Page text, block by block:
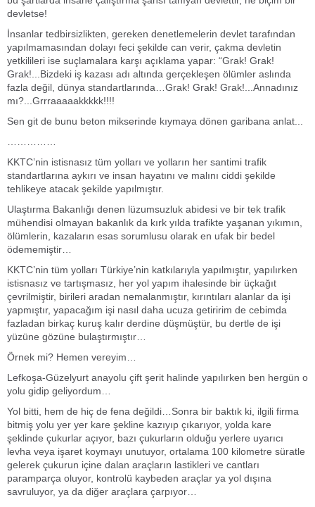
devletse!
İnsanlar tedbirsizlikten, gereken denetlemelerin devlet tarafından
yapılmamasından dolayı feci şekilde can verir, çakma devletin
yetkilileri ise suçlamalara karşı açıklama yapar: “Grak! Grak!
Grak!...Bizdeki iş kazası adı altında gerçekleşen ölümler aslında
fazla değil, dünya standartlarında…Grak! Grak! Grak!...Annadınız
mı?...Grrraaaaakkkkk!!!!
Sen git de bunu beton mikserinde kıymaya dönen garibana anlat...
KKTC’nin istisnasız tüm yolları ve yolların her santimi trafik
standartlarına aykırı ve insan hayatını ve malını ciddi şekilde
tehlikeye atacak şekilde yapılmıştır.
Ulaştırma Bakanlığı denen lüzumsuzluk abidesi ve bir tek trafik
mühendisi olmayan bakanlık da kırk yılda trafikte yaşanan yıkımın,
ölümlerin, kazaların esas sorumlusu olarak en ufak bir bedel
ödememiştir…
KKTC’nin tüm yolları Türkiye’nin katkılarıyla yapılmıştır, yapılırken
istisnasız ve tartışmasız, her yol yapım ihalesinde bir üçkağıt
çevrilmiştir, birileri aradan nemalanmıştır, kırıntıları alanlar da işi
yapmıştır, yapacağım işi nasıl daha ucuza getiririm de cebimda
fazladan birkaç kuruş kalır derdine düşmüştür, bu dertle de işi
yüzüne gözüne bulaştırmıştır…
Örnek mi? Hemen vereyim…
Lefkoşa-Güzelyurt anayolu çift şerit halinde yapılırken ben hergün o
yolu gidip geliyordum…
Yol bitti, hem de hiç de fena değildi…Sonra bir baktık ki, ilgili firma
bitmiş yolu yer yer kare şekline kazıyıp çıkarıyor, yolda kare
şeklinde çukurlar açıyor, bazı çukurların olduğu yerlere uyarıcı
levha veya işaret koymayı unutuyor, ortalama 100 kilometre süratle
gelerek çukurun içine dalan araçların lastikleri ve cantları
paramparça oluyor, kontrolü kaybeden araçlar ya yol dışına
savruluyor, ya da diğer araçlara çarpıyor…